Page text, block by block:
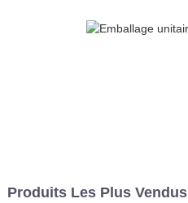
Produits Les Plus Vendus